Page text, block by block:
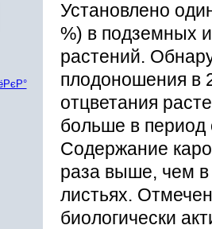
Установлено
%) в подземных
растений.
плодоношения в
отцветания
больше в период
Содержание
раза выше, чем
листьях.
биологически